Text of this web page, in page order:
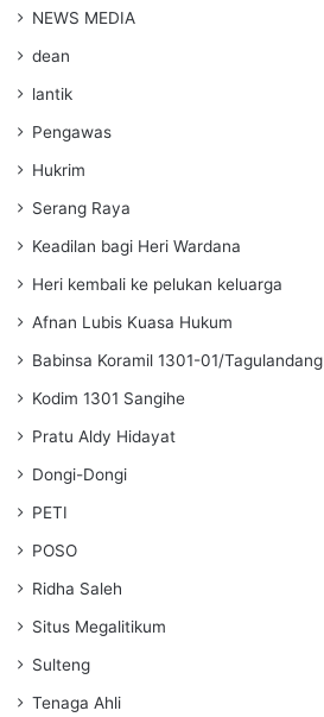
NEWS MEDIA
dean
lantik
Pengawas
Hukrim
Serang Raya
Keadilan bagi Heri Wardana
Heri kembali ke pelukan keluarga
Afnan Lubis Kuasa Hukum
Babinsa Koramil 1301-01/Tagulandang
Kodim 1301 Sangihe
Pratu Aldy Hidayat
Dongi-Dongi
PETI
POSO
Ridha Saleh
Situs Megalitikum
Sulteng
Tenaga Ahli